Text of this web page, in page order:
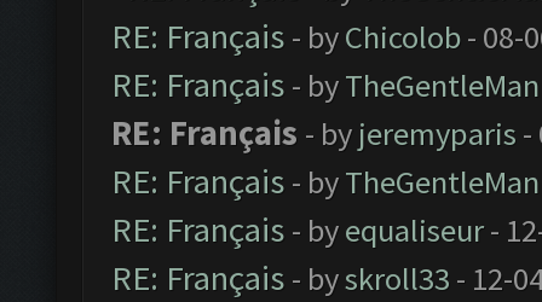
RE: Français - byChicolob- 08-
RE: Français - byTheGentleMan
RE: Français - by jeremyparis -
RE: Français - byTheGentleMan
RE: Français - byequaliseur-
RE: Français - byskroll33 - 12-